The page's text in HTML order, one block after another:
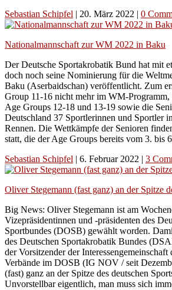
Sebastian Schipfel | 20. März 2022 | 0
Nationalmannschaft zur WM 2022 in Baku
Der Deutsche Sportakrobatik Bund hat mit
doch noch seine Nominierung für die
Baku (Aserbaidschan) veröffentlicht. Zum
Group 11-16 nicht mehr im WM-Programm,
Age Groups 12-18 und 13-19 sowie die
Deutschland 37 Sportlerinnen und Sportler
Rennen. Die Wettkämpfe der Senioren
statt, die der Age Groups bereits vom 3. bis
Sebastian Schipfel | 6. Februar 2022 | 3
Oliver Stegemann (fast ganz) an der Spitze
Big News: Oliver Stegemann ist am
Vizepräsidentinnen und -präsidenten des
Sportbundes (DOSB) gewählt worden.
des Deutschen Sportakrobatik Bundes
der Vorsitzender der
Verbände im DOSB (IG NOV / seit
(fast) ganz an der Spitze des deutschen
Unvorstellbar eigentlich, man muss sich